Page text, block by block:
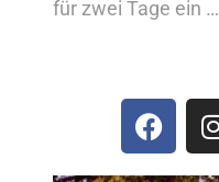
für zwei Tage ein …